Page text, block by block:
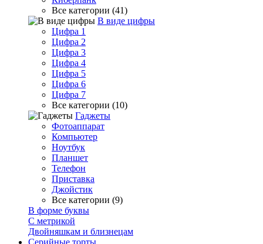
Все категории (41)
В виде цифры
Цифра 1
Цифра 2
Цифра 3
Цифра 4
Цифра 5
Цифра 6
Цифра 7
Все категории (10)
Гаджеты
Фотоаппарат
Компьютер
Ноутбук
Планшет
Телефон
Приставка
Джойстик
Все категории (9)
В форме буквы
С метрикой
Двойняшкам и близнецам
Серийные торты